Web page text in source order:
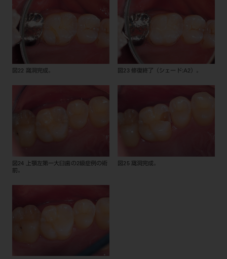
図22 窩洞完成。 図23 修復終了（シェード:A2）。
図24 上顎左第一大臼歯の2級症例の術
前。
図25 窩洞完成。